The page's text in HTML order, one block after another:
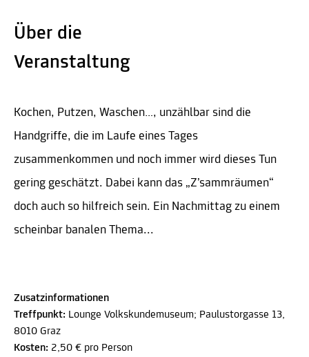
Über die
Veranstaltung
Kochen, Putzen, Waschen…, unzählbar sind die
Handgriffe, die im Laufe eines Tages
zusammenkommen und noch immer wird dieses Tun
gering geschätzt. Dabei kann das „Z’sammräumen“
doch auch so hilfreich sein. Ein Nachmittag zu einem
scheinbar banalen Thema...
Zusatzinformationen
Treffpunkt: Lounge Volkskundemuseum; Paulustorgasse 13,
8010 Graz
Kosten: 2,50 € pro Person